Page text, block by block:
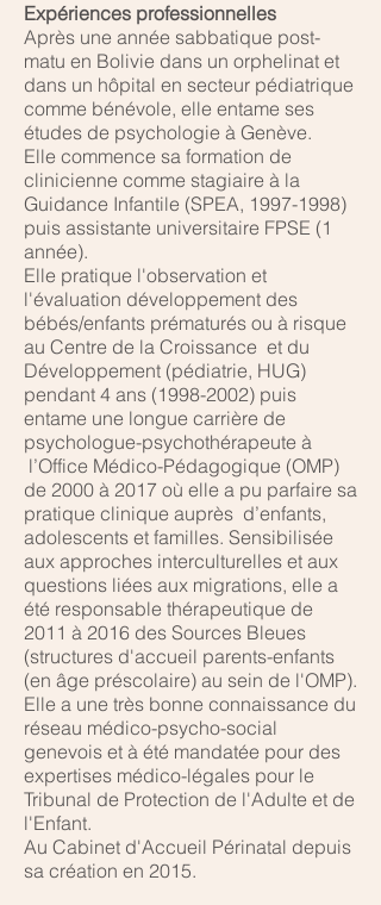
Expériences professionnelles
Après une année sabbatique post-
matu en Bolivie dans un orphelinat et
dans un hôpital en secteur pédiatrique
comme bénévole, elle entame ses
études de psychologie à Genève.
Elle commence sa formation de
clinicienne comme stagiaire à la
Guidance Infantile (SPEA, 1997-1998)
puis assistante universitaire FPSE (1
année).
Elle pratique l'observation et
l'évaluation développement des
bébés/enfants prématurés ou à risque
au Centre de la Croissance et du
Développement (pédiatrie, HUG)
pendant 4 ans (1998-2002) puis
entame une longue carrière de
psychologue-psychothérapeute à
l’Office Médico-Pédagogique (OMP)
de 2000 à 2017 où elle a pu parfaire sa
pratique clinique auprès d’enfants,
adolescents et familles. Sensibilisée
aux approches interculturelles et aux
questions liées aux migrations, elle a
été responsable thérapeutique de
2011 à 2016 des Sources Bleues
(structures d'accueil parents-enfants
(en âge préscolaire) au sein de l'OMP).
Elle a une très bonne connaissance du
réseau médico-psycho-social
genevois et à été mandatée pour des
expertises médico-légales pour le
Tribunal de Protection de l'Adulte et de
l'Enfant.
Au Cabinet d'Accueil Périnatal depuis
sa création en 2015.